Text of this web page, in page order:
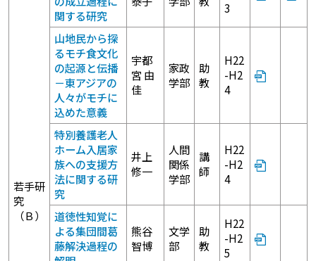
若手研
究
（Ｂ）
関する研究
3
山地民から探
るモチ食文化
の起源と伝播
－東アジアの
人々がモチに
込めた意義
宇都
宮 由
佳
家政
学部
助
教
H22
-H2
4
特別養護老人
ホーム入居家
族への支援方
法に関する研
究
井上
修一
人間
関係
学部
講
師
H22
-H2
4
道徳性知覚に
よる集団間葛
藤解決過程の
熊谷
智博
文学
部
助
教
H22
-H2
5